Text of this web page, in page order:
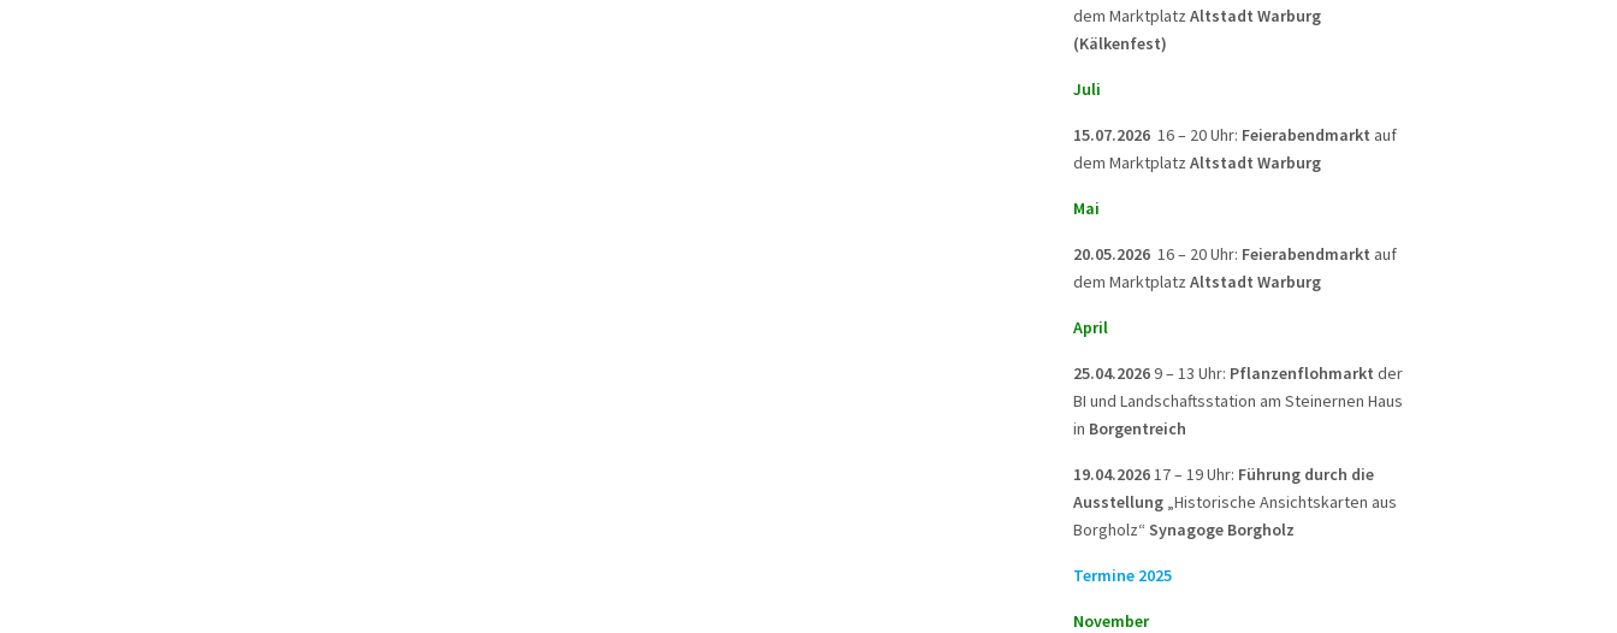
dem Marktplatz Altstadt Warburg
(Kälkenfest)
Juli
15.07.2026 16 – 20 Uhr: Feierabendmarkt auf
dem Marktplatz Altstadt Warburg
Mai
20.05.2026 16 – 20 Uhr: Feierabendmarkt auf
dem Marktplatz Altstadt Warburg
April
25.04.20269 – 13 Uhr: Pflanzenflohmarkt der
BI und Landschaftsstation am Steinernen Haus
in Borgentreich
19.04.202617 – 19 Uhr: Führung durch die
Ausstellung „Historische Ansichtskarten aus
Borgholz“ Synagoge Borgholz
Termine 2025
November